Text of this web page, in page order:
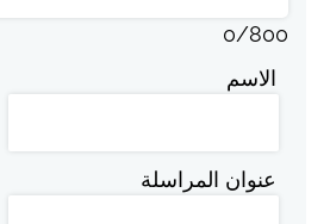
0/800
الاسم
عنوان المراسلة